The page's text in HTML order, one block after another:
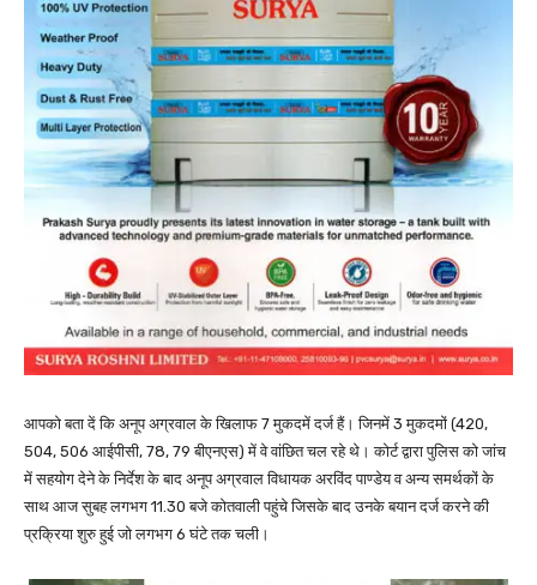
आपको बता दें कि अनूप अग्रवाल के खिलाफ 7 मुकदमें दर्ज हैं। जिनमें 3 मुकदमों (420,
504, 506 आईपीसी, 78, 79 बीएनएस) में वे वांछित चल रहे थे। कोर्ट द्वारा पुलिस को जांच
में सहयोग देने के निर्देश के बाद अनूप अग्रवाल विधायक अरविंद पाण्डेय व अन्य समर्थकों के
साथ आज सुबह लगभग 11.30 बजे कोतवाली पहुंचे जिसके बाद उनके बयान दर्ज करने की
प्रक्रिया शुरु हुई जो लगभग 6 घंटे तक चली।